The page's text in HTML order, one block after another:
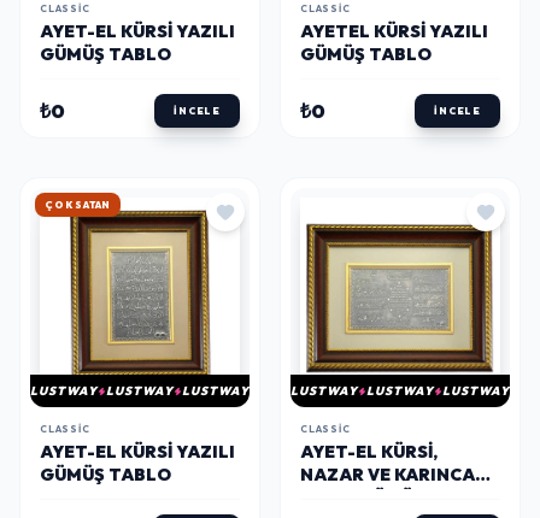
CLASSIC
AYET-EL KÜRSI YAZILI
GÜMÜŞ TABLO
₺0 İNCELE
CLASSIC
AYETEL KÜRSI YAZILI
GÜMÜŞ TABLO
₺0 İNCELE
HIZLI KARGO
LUSTWAY LUSTWAY LUSTWAY
CLASSIC
AYET-EL KÜRSI YAZILI
GÜMÜŞ TABLO
LUSTWAY LUSTWAY LUSTWAY
CLASSIC
AYET-EL KÜRSI,
NAZAR VE KARINCA